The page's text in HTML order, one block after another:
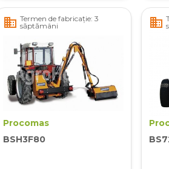
business Termen de fabricație: 3
săptămâni
Procomas
BSH3F80
business